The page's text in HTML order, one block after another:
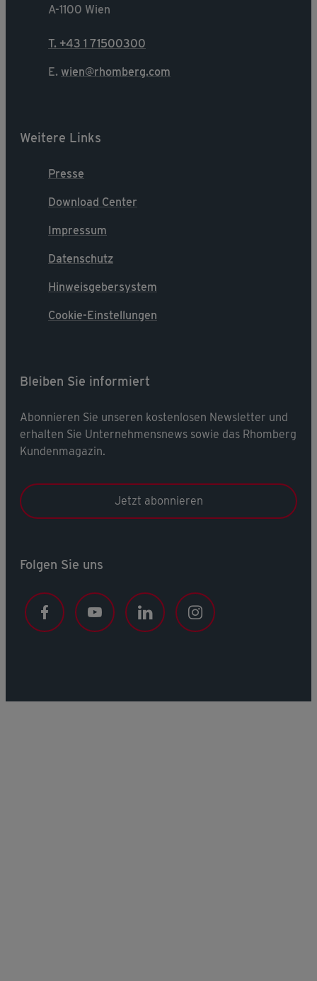
A-1100 Wien
T. +43 1 71500300
E. wien@rhomberg.com
Weitere Links
Presse
Download Center
Impressum
Datenschutz
Hinweisgebersystem
Cookie-Einstellungen
Bleiben Sie informiert
Abonnieren Sie unseren kostenlosen Newsletter und
erhalten Sie Unternehmensnews sowie das Rhomberg
Kundenmagazin.
Jetzt abonnieren
Folgen Sie uns